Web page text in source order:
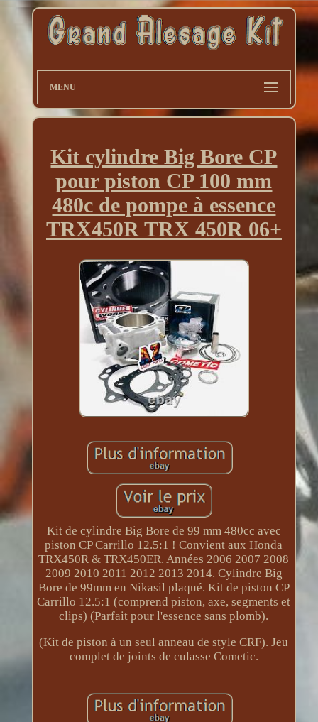
MENU
Kit cylindre Big Bore CP
pour piston CP 100 mm
480c de pompe à essence
TRX450R TRX 450R 06+
Kit de cylindre Big Bore de 99 mm 480cc avec
piston CP Carrillo 12.5:1 ! Convient aux Honda
TRX450R & TRX450ER. Années 2006 2007 2008
2009 2010 2011 2012 2013 2014. Cylindre Big
Bore de 99mm en Nikasil plaqué. Kit de piston CP
Carrillo 12.5:1 (comprend piston, axe, segments et
clips) (Parfait pour l'essence sans plomb).
(Kit de piston à un seul anneau de style CRF). Jeu
complet de joints de culasse Cometic.